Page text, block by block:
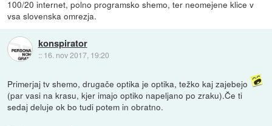
100/20 internet, polno programsko shemo, ter neomejene klice v
vsa slovenska omrezja.
konspirator
:: 16. nov 2017, 19:20
Primerjaj tv shemo, drugače optika je optika, težko kaj zajebejo
(par vasi na krasu, kjer imajo optiko napeljano po zraku).Če ti
sedaj deluje ok bo tudi potem in obratno.